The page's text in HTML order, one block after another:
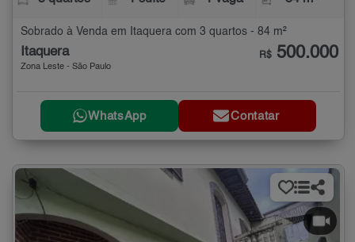
Sobrado à Venda em Itaquera com 3 quartos - 84 m²
Itaquera
Zona Leste - São Paulo
R$ 500.000
WhatsApp Contatar